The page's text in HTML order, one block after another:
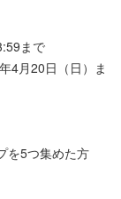
まで
4月20日（日）ま
を5つ集めた方